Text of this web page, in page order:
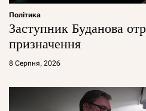
Політика
Заступник Буданова
призначення
8 Серпня, 2026